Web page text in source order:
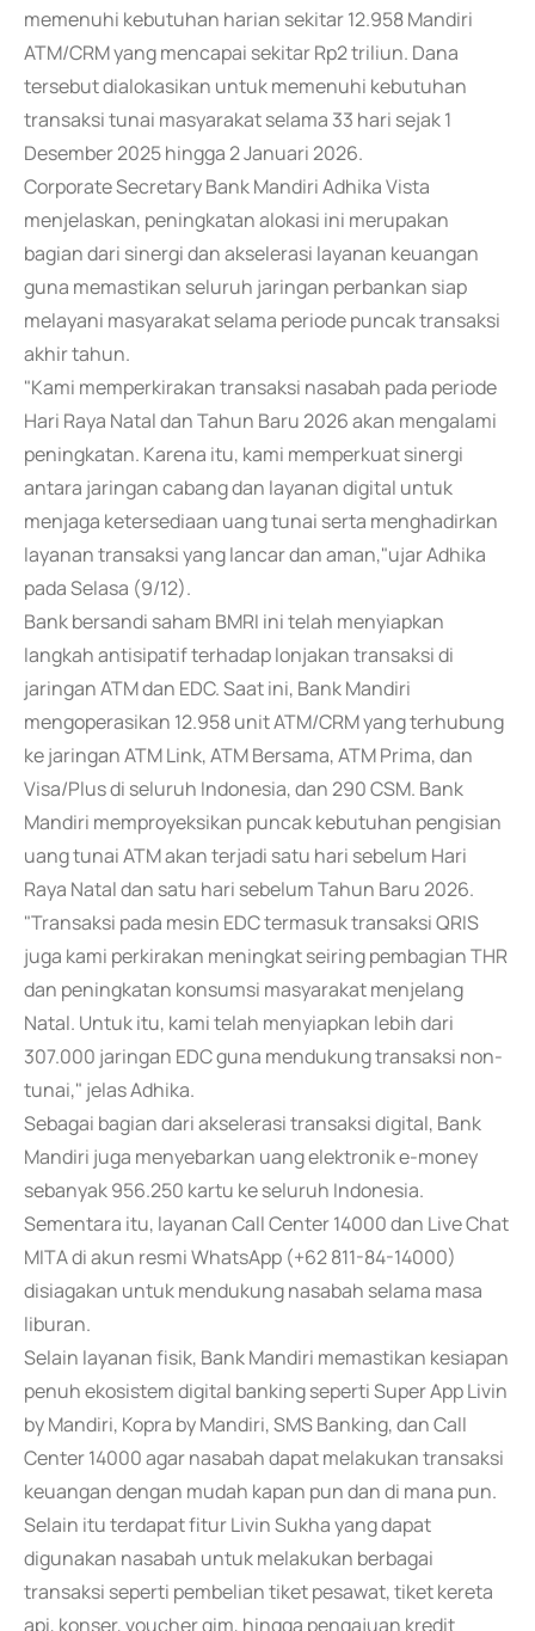
memenuhi kebutuhan harian sekitar 12.958 Mandiri
ATM/CRM yang mencapai sekitar Rp2 triliun. Dana
tersebut dialokasikan untuk memenuhi kebutuhan
transaksi tunai masyarakat selama 33 hari sejak 1
Desember 2025 hingga 2 Januari 2026.
Corporate Secretary Bank Mandiri Adhika Vista
menjelaskan, peningkatan alokasi ini merupakan
bagian dari sinergi dan akselerasi layanan keuangan
guna memastikan seluruh jaringan perbankan siap
melayani masyarakat selama periode puncak transaksi
akhir tahun.
"Kami memperkirakan transaksi nasabah pada periode
Hari Raya Natal dan Tahun Baru 2026 akan mengalami
peningkatan. Karena itu, kami memperkuat sinergi
antara jaringan cabang dan layanan digital untuk
menjaga ketersediaan uang tunai serta menghadirkan
layanan transaksi yang lancar dan aman,"ujar Adhika
pada Selasa (9/12).
Bank bersandi saham BMRI ini telah menyiapkan
langkah antisipatif terhadap lonjakan transaksi di
jaringan ATM dan EDC. Saat ini, Bank Mandiri
mengoperasikan 12.958 unit ATM/CRM yang terhubung
ke jaringan ATM Link, ATM Bersama, ATM Prima, dan
Visa/Plus di seluruh Indonesia, dan 290 CSM. Bank
Mandiri memproyeksikan puncak kebutuhan pengisian
uang tunai ATM akan terjadi satu hari sebelum Hari
Raya Natal dan satu hari sebelum Tahun Baru 2026.
"Transaksi pada mesin EDC termasuk transaksi QRIS
juga kami perkirakan meningkat seiring pembagian THR
dan peningkatan konsumsi masyarakat menjelang
Natal. Untuk itu, kami telah menyiapkan lebih dari
307.000 jaringan EDC guna mendukung transaksi non-
tunai," jelas Adhika.
Sebagai bagian dari akselerasi transaksi digital, Bank
Mandiri juga menyebarkan uang elektronik e-money
sebanyak 956.250 kartu ke seluruh Indonesia.
Sementara itu, layanan Call Center 14000 dan Live Chat
MITA di akun resmi WhatsApp (+62 811-84-14000)
disiagakan untuk mendukung nasabah selama masa
liburan.
Selain layanan fisik, Bank Mandiri memastikan kesiapan
penuh ekosistem digital banking seperti Super App Livin
by Mandiri, Kopra by Mandiri, SMS Banking, dan Call
Center 14000 agar nasabah dapat melakukan transaksi
keuangan dengan mudah kapan pun dan di mana pun.
Selain itu terdapat fitur Livin Sukha yang dapat
digunakan nasabah untuk melakukan berbagai
transaksi seperti pembelian tiket pesawat, tiket kereta
api, konser, voucher gim, hingga pengajuan kredit